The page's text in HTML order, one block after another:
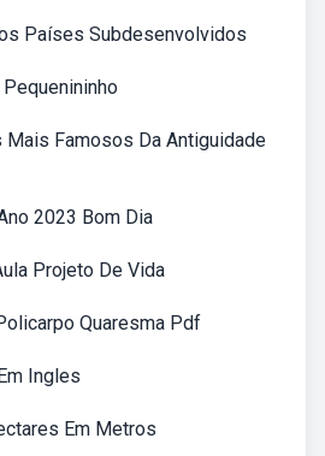
Países Subdesenvolvidos
Mais Famosos Da Antiguidade
2023 Bom Dia
Projeto De Vida
Quaresma Pdf
Ingles
Em Metros